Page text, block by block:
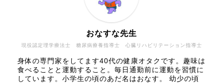
現役認定理学療法士 糖尿病療養指導士 心臓リハビリテーション指導士
おなすな先生
身体の専門家をしてます40代の健康オタクです。趣味は
食べることと運動すること。毎日通勤前に運動を習慣に
しています。小学生の頃のあだ名はおなす。 幼少の頃